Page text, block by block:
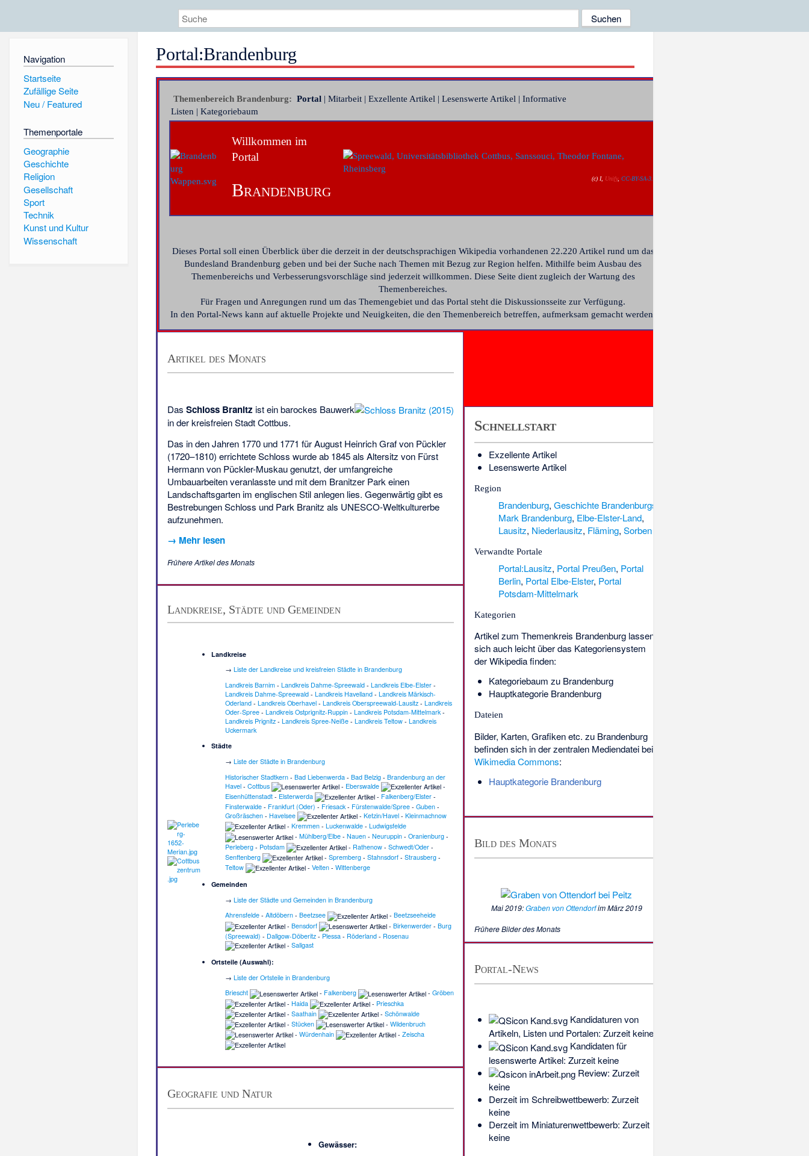
Navigation
Startseite
Zufällige Seite
Neu / Featured
Themenportale
Geographie
Geschichte
Religion
Gesellschaft
Sport
Technik
Kunst und Kultur
Wissenschaft
Portal:Brandenburg
Themenbereich Brandenburg: Portal| Mitarbeit| Exzellente Artikel | Lesenswerte Artikel | Informative
Listen | Kategoriebaum
Willkommen im
Portal
Brandenburg
(c) I, Unify, CC-BY-SA-3.0
Dieses Portal soll einen Überblick über die derzeit in der deutschsprachigen Wikipedia vorhandenen 22.220 Artikel rund um das
Bundesland Brandenburg geben und bei der Suche nach Themen mit Bezug zur Region helfen. Mithilfe beim Ausbau des
Themenbereichs und Verbesserungsvorschläge sind jederzeit willkommen. Diese Seite dient zugleich der Wartung des
Themenbereiches.
Für Fragen und Anregungen rund um das Themengebiet und das Portal steht dieDiskussionsseite zur Verfügung.
In denPortal-News kann auf aktuelle Projekte und Neuigkeiten, die den Themenbereich betreffen, aufmerksam gemacht werden.
Artikel des Monats
Das Schloss Branitz ist ein barockes Bauwerk
in der kreisfreien Stadt Cottbus.
Das in den Jahren 1770 und 1771 für August Heinrich Graf von Pückler
(1720–1810) errichtete Schloss wurde ab 1845 als Altersitz von Fürst
Hermann von Pückler-Muskau genutzt, der umfangreiche
Umbauarbeiten veranlasste und mit dem Branitzer Park einen
Landschaftsgarten im englischen Stil anlegen lies. Gegenwärtig gibt es
Bestrebungen Schloss und Park Branitz als UNESCO-Weltkulturerbe
aufzunehmen.
→ Mehr lesen
Frühere Artikel des Monats
Landkreise, Städte und Gemeinden
Landkreise
→ Liste der Landkreise und kreisfreien Städte in Brandenburg
Landkreis Barnim- Landkreis Dahme-Spreewald- Landkreis Elbe-Elster-
Landkreis Dahme-Spreewald- Landkreis Havelland- Landkreis Märkisch-
Oderland- Landkreis Oberhavel- Landkreis Oberspreewald-Lausitz- Landkreis
Oder-Spree- Landkreis Ostprignitz-Ruppin- Landkreis Potsdam-Mittelmark-
Landkreis Prignitz- Landkreis Spree-Neiße- Landkreis Teltow- Landkreis
Uckermark
Städte
→ Liste der Städte in Brandenburg
Historischer Stadtkern- Bad Liebenwerda- Bad Belzig- Brandenburg an der
Havel- Cottbus - Eberswalde
-
Eisenhüttenstadt- Elsterwerda - Falkenberg/Elster-
Finsterwalde- Frankfurt (Oder) - Friesack- Fürstenwalde/Spree- Guben-
Großräschen- Havelsee - Ketzin/Havel- Kleinmachnow
- Kremmen- Luckenwalde- Ludwigsfelde
- Mühlberg/Elbe- Nauen- Neuruppin- Oranienburg-
Perleberg- Potsdam - Rathenow- Schwedt/Oder-
Senftenberg
- Spremberg- Stahnsdorf- Strausberg-
Teltow
- Velten- Wittenberge
Gemeinden
→ Liste der Städte und Gemeinden in Brandenburg
Ahrensfelde- Altdöbern- Beetzsee - Beetzseeheide
- Bensdorf - Birkenwerder- Burg
(Spreewald) - Dallgow-Döberitz- Plessa- Röderland- Rosenau
- Sallgast
Ortsteile (Auswahl):
→ Liste der Ortsteile in Brandenburg
Briescht
- Falkenberg - Gröben
- Haida - Prieschka
- Saathain - Schönwalde
- Stücken - Wildenbruch
- Würdenhain - Zeischa
Geografie und Natur
Gewässer:
Schnellstart
Exzellente Artikel
Lesenswerte Artikel
Region
Brandenburg, Geschichte Brandenburgs
Mark Brandenburg, Elbe-Elster-Land,
Lausitz, Niederlausitz, Fläming, Sorben
Verwandte Portale
Portal:Lausitz, Portal Preußen, Portal
Berlin, Portal Elbe-Elster, Portal
Potsdam-Mittelmark
Kategorien
Artikel zum Themenkreis Brandenburg lassen
sich auch leicht über das Kategoriensystem
der Wikipediafinden:
Kategoriebaum zu Brandenburg
Hauptkategorie Brandenburg
Dateien
Bilder, Karten, Grafiken etc. zu Brandenburg
befinden sich in der zentralen Mediendatei bei
Wikimedia Commons:
Hauptkategorie Brandenburg
Bild des Monats
Mai 2019:Graben von Ottendorfim März 2019
Frühere Bilder des Monats
Portal-News
Kandidaturen von
Artikeln, Listen und Portalen: Zurzeit keine
Kandidaten für
lesenswerte Artikel: Zurzeit keine
Review: Zurzeit
keine
Derzeit im Schreibwettbewerb: Zurzeit
keine
Derzeit im Miniaturenwettbewerb: Zurzeit
keine